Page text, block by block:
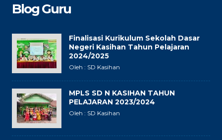
Blog Guru
Finalisasi Kurikulum Sekolah Dasar
Negeri Kasihan Tahun Pelajaran
2024/2025
Oleh : SD Kasihan
MPLS SD N KASIHAN TAHUN
PELAJARAN 2023/2024
Oleh : SD Kasihan